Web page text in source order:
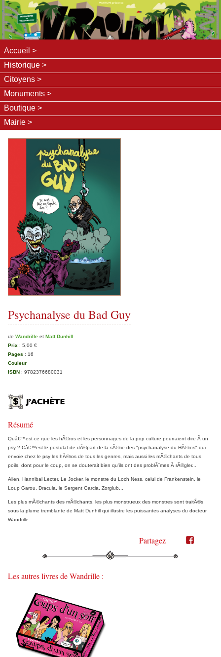
Accueil
Historique
Citoyens
Monuments
Boutique
Mairie
Psychanalyse du Bad Guy
de Wandrille et Matt Dunhill
Prix : 5,00 €
Pages : 16
Couleur
ISBN : 9782376680031
Résumé
Quâ€™est-ce que les hÃ©ros et les personnages de la pop culture pourraient dire Ã un
psy ? Câ€™est le postulat de dÃ©part de la sÃ©rie des "psychanalyse du HÃ©ros" qui
envoie chez le psy les hÃ©ros de tous les genres, mais aussi les mÃ©chants de tous
poils, dont pour le coup, on se douterait bien qu'ils ont des problÃ¨mes Ã rÃ©gler...
Alien, Hannibal Lecter, Le Jocker, le monstre du Loch Ness, celui de Frankenstein, le
Loup Garou, Dracula, le Sergent Garcia, Zorglub...
Les plus mÃ©chants des mÃ©chants, les plus monstrueux des monstres sont traitÃ©s
sous la plume tremblante de Matt Dunhill qui illustre les puissantes analyses du docteur
Wandrille.
Partagez
Partager
Twitter"
Partager
Les autres livres de Wandrille :